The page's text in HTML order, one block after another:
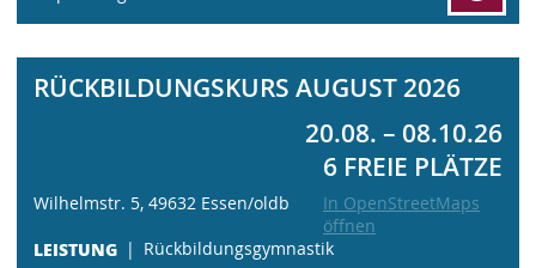
RÜCKBILDUNGSKURS AUGUST 2026
20.08. – 08.10.26
6 FREIE PLÄTZE
Wilhelmstr. 5, 49632 Essen/oldb
In OpenStreetMaps
öffnen
LEISTUNG
Rückbildungsgymnastik